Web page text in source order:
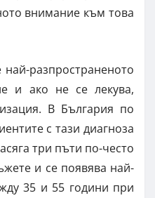
внимание към това
разпространеното
и ако не се лекува,
В България по
с тази диагноза
три пъти по-често
и се появява най-
35 и 55 години при